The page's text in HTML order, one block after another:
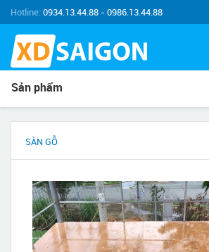
Hotline:0934.13.44.88 - 0986.13.44.88
Sản phẩm
SÀN GỖ